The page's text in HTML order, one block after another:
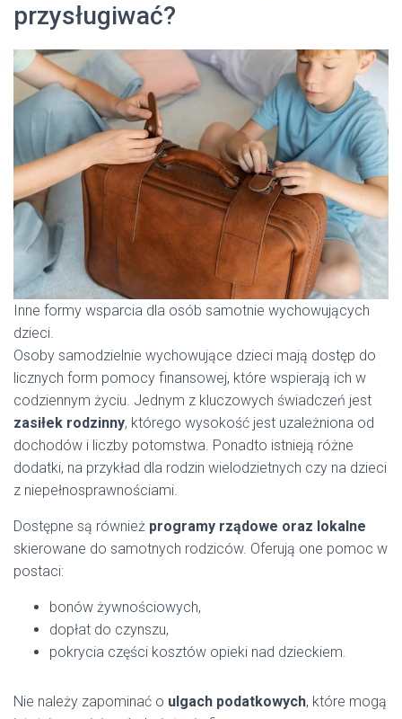
przysługiwać?
Inne formy wsparcia dla osób samotnie wychowujących
dzieci.
Osoby samodzielnie wychowujące dzieci mają dostęp do
licznych form pomocy finansowej, które wspierają ich w
codziennym życiu. Jednym z kluczowych świadczeń jest
zasiłek rodzinny, którego wysokość jest uzależniona od
dochodów i liczby potomstwa. Ponadto istnieją różne
dodatki, na przykład dla rodzin wielodzietnych czy na dzieci
z niepełnosprawnościami.
Dostępne są również programy rządowe oraz lokalne
skierowane do samotnych rodziców. Oferują one pomoc w
postaci:
bonów żywnościowych,
dopłat do czynszu,
pokrycia części kosztów opieki nad dzieckiem.
Nie należy zapominać o ulgach podatkowych, które mogą